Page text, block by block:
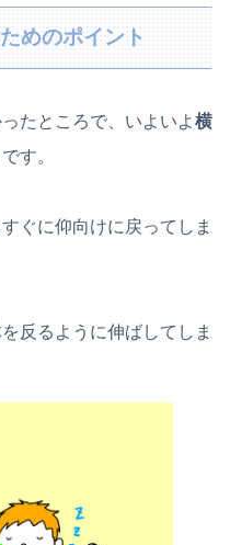
めのポイント
たところで、いよいよ横
です。
ぐに仰向けに戻ってしま
反るように伸ばしてしま